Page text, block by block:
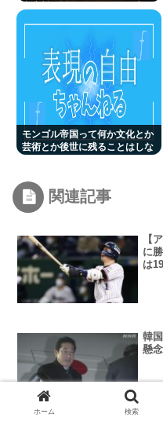
モンゴル帝国って何か文化とか
芸術とか後世に残ることはしな
関連記事
【
に
は
韓
懸
ホーム 検索